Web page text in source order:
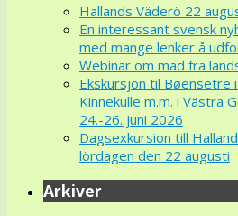
Hallands Väderö 22
En interessant svensk
med mange lenker å
Webinar om mad fra
Ekskursjon til
Kinnekulle m.m. i Västra
24.-26. juni 2026
Dagsexkursion till
lördagen den 22 augusti
Arkiver